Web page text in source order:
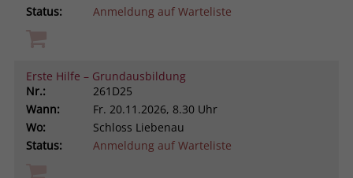
Status:
Anmeldung auf Warteliste
Erste Hilfe – Grundausbildung
Nr.:
261D25
Wann:
Fr. 20.11.2026, 8.30 Uhr
Wo:
Schloss Liebenau
Status:
Anmeldung auf Warteliste